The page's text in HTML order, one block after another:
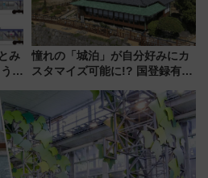
み
み
で
憧れの「城泊」が自分好みにカ
スタマイズ可能に!? 国登録有形
にオーダーメイド型の宿泊プラ
ンが誕生！